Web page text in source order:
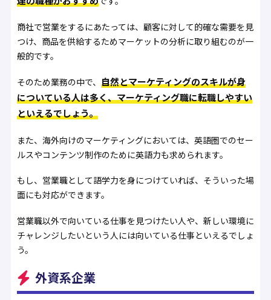
商社で営業をするにあたっては、顧客に対して的確な需要を見
つけ、商品を供給するためマーケットの分析に取り組むのが一
般的です。
そのため業務の中で、 自然とマーケティングのスキルが身
についている人は多く、マーケティング職に転職しやすい
といえるでしょう。
また、海外向けのマーケティングにおいては、英語圏でのセー
ルスやコンテンツ制作のために英語力も求められます。
もし、営業職として語学力を身につけていれば、そういった場
面にも対応ができます。
営業職以外で向いている仕事を見つけたい人や、新しい環境に
チャレンジしたいという人には向いている仕事といえるでしょ
う。
外資系企業